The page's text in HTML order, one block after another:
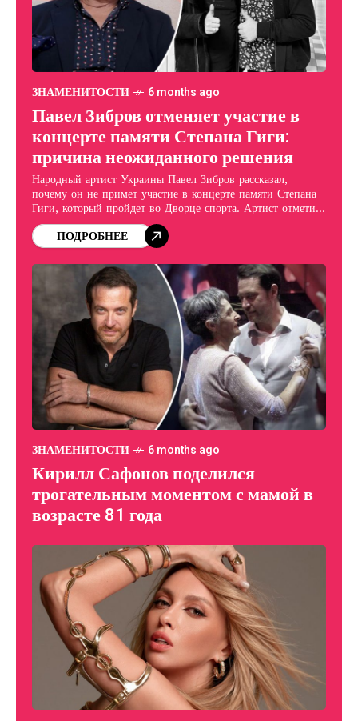
ЗНАМЕНИТОСТИ 6 months ago
Павел Зибров отменяет участие в
концерте памяти Степана Гиги:
причина неожиданного решения
Народный артист Украины Павел Зибров рассказал,
почему он не примет участие в концерте памяти Степана
Гиги, который пройдет во Дворце спорта. Артист отметил,
что даже в качестве зрителя он намерен
ПОДРОБНЕЕ
ЗНАМЕНИТОСТИ 6 months ago
Кирилл Сафонов поделился
трогательным моментом с мамой в
возрасте 81 года